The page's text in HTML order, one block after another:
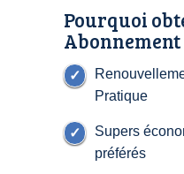
Pourquoi
Abonnement
Pratique
Supers
préférés